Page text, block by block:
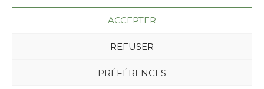
ACCEPTER
REFUSER
PRÉFÉRENCES
SA D’où vient le nom :Fumoir?
BT C’est le terme employé dans
les actes de propriété du lieu.
c’était un saloir et
Politique de confidentialité